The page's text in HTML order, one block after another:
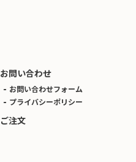
お問い合わせ
お問い合わせフォーム
プライバシーポリシー
ご注文